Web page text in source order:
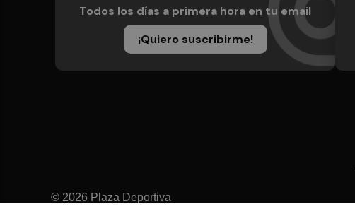
Todos los días a primera hora en tu email
¡Quiero suscribirme!
© 2026 Plaza Deportiva